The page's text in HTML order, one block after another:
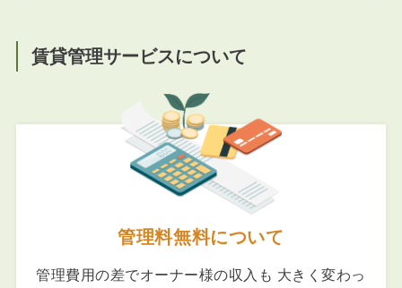
賃貸管理サービスについて
管理料無料について
管理費用の差でオーナー様の収入も 大きく変わっ